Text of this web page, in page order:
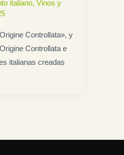
italiano, Vinos y
Controllata», y
Controllata e
italianas creadas